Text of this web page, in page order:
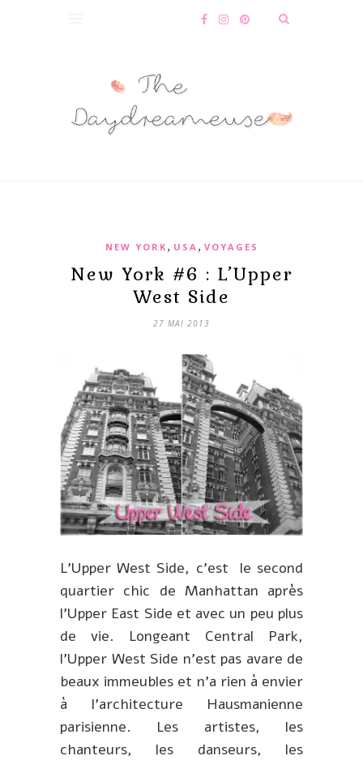
NEW YORK , USA , VOYAGES
New York #6 : L’Upper
West Side
27 MAI 2013
L’Upper West Side, c’est le second
quartier chic de Manhattan après
l’Upper East Side et avec un peu plus
de vie. Longeant Central Park,
l’Upper West Side n’est pas avare de
beaux immeubles et n’a rien à envier
à l’architecture Hausmanienne
parisienne. Les artistes, les
chanteurs, les danseurs, les